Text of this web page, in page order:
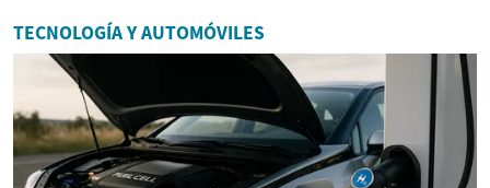
TECNOLOGÍA Y AUTOMÓVILES